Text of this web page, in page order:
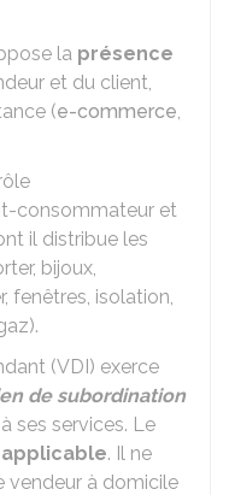
la présence
et du client,
(e-commerce,
consommateur et
il distribue les
bijoux,
fenêtres, isolation,
(VDI) exerce
de subordination
ses services. Le
. Il ne
vendeur à domicile